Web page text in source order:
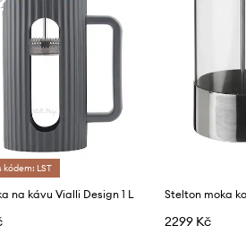
kódem: LST
na kávu Vialli Design 1 L
2299 Kč